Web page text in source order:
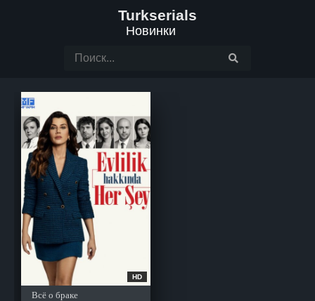
Turkserials
Новинки
HD
Всё о браке